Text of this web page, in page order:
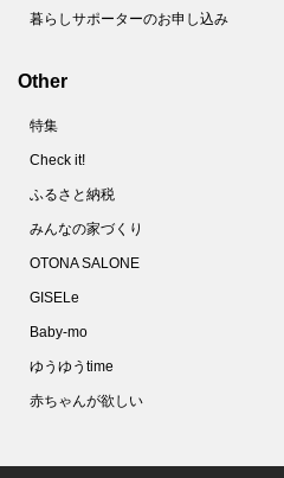
暮らしサポーターのお申し込み
Other
特集
Check it!
ふるさと納税
みんなの家づくり
OTONA SALONE
GISELe
Baby-mo
ゆうゆうtime
赤ちゃんが欲しい